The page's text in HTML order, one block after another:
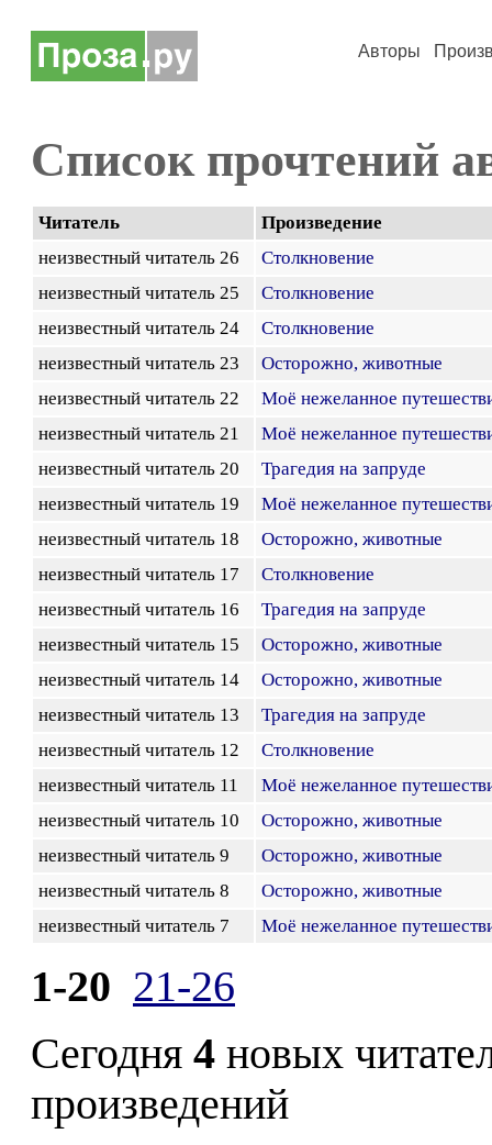
Авторы
Список прочтений
Читатель
Произведение
неизвестный читатель 26
Столкновение
неизвестный читатель 25
Столкновение
неизвестный читатель 24
Столкновение
неизвестный читатель 23
Осторожно, животные
неизвестный читатель 22
Моё нежеланное
неизвестный читатель 21
Моё нежеланное
неизвестный читатель 20
Трагедия на запруде
неизвестный читатель 19
Моё нежеланное
неизвестный читатель 18
Осторожно, животные
неизвестный читатель 17
Столкновение
неизвестный читатель 16
Трагедия на запруде
неизвестный читатель 15
Осторожно, животные
неизвестный читатель 14
Осторожно, животные
неизвестный читатель 13
Трагедия на запруде
неизвестный читатель 12
Столкновение
неизвестный читатель 11
Моё нежеланное
неизвестный читатель 10
Осторожно, животные
неизвестный читатель 9
Осторожно, животные
неизвестный читатель 8
Осторожно, животные
неизвестный читатель 7
Моё нежеланное
1-20 21-26
Сегодня 4 новых
произведений